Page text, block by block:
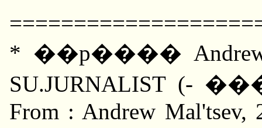
* ��p���� Andrew
SU.JURNALIST
From : Andrew Mal'tsev,